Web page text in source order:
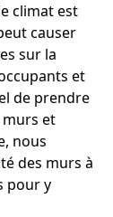
climat est
causer
sur la
et
de prendre
et
nous
des murs à
pour y